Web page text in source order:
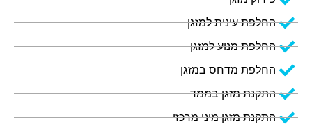
החלפת עינית למזגן
החלפת מנוע למזגן
החלפת מדחס במזגן
התקנת מזגן בממד
התקנת מזגן מיני מרכזי